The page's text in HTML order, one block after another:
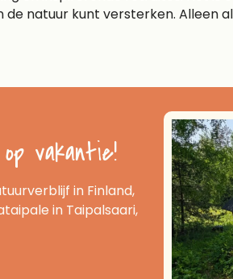
natuur kunt versterken. Alleen
vakantie!
in Finland,
in Taipalsaari,